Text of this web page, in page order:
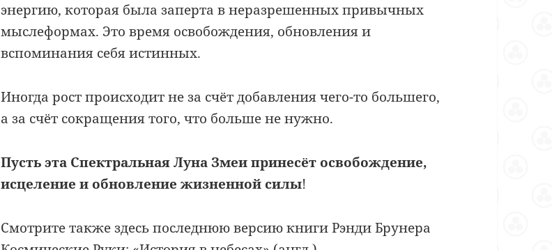
энергию, которая была заперта в неразрешенных привычных
мыслеформах. Это время освобождения, обновления и
вспоминания себя истинных.
Иногда рост происходит не за счёт добавления чего-то большего,
а за счёт сокращения того, что больше не нужно.
Пусть эта Спектральная Луна Змеи принесёт освобождение,
исцеление и обновление жизненной силы!
Смотрите также здесь последнюю версию книги Рэнди Брунера